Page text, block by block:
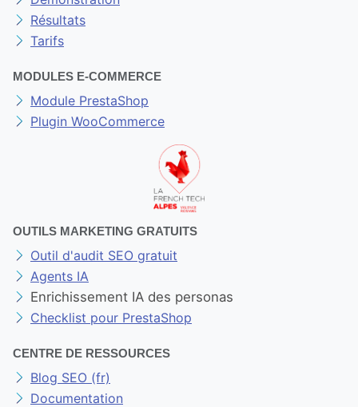
Résultats
Tarifs
MODULES E-COMMERCE
Module PrestaShop
Plugin WooCommerce
OUTILS MARKETING GRATUITS
Outil d'audit SEO gratuit
Agents IA
Enrichissement IA des personas
Checklist pour PrestaShop
CENTRE DE RESSOURCES
Blog SEO (fr)
Documentation